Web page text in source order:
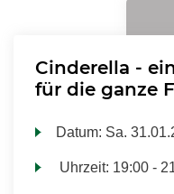
Cinderella -
für die ganze
Datum: Sa.
Uhrzeit: 19:00 -